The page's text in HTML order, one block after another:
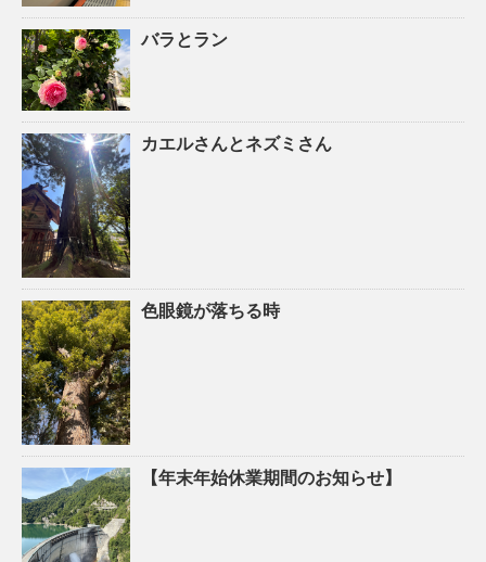
バラとラン
カエルさんとネズミさん
色眼鏡が落ちる時
【年末年始休業期間のお知らせ】